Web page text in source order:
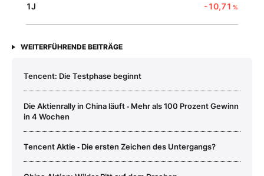
1J -10,71 %
WEITERFÜHRENDE BEITRÄGE
Tencent: Die Testphase beginnt
Die Aktienrally in China läuft ‑ Mehr als 100 Prozent Gewinn
in 4 Wochen
Tencent Aktie ‑ Die ersten Zeichen des Untergangs?